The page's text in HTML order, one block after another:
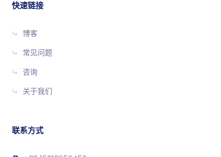
快速链接
博客
常见问题
咨询
关于我们
联系方式